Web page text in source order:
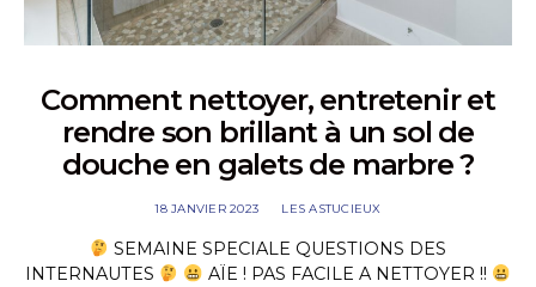
Comment nettoyer, entretenir et
rendre son brillant à un sol de
douche en galets de marbre ?
18 JANVIER 2023 LES ASTUCIEUX
SEMAINE SPECIALE QUESTIONS DES
INTERNAUTES
AÏE ! PAS FACILE A NETTOYER !!